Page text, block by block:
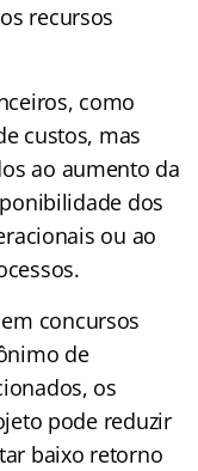
recursos
como
custos, mas
ao aumento da
dos
ou ao
concursos
de
os
pode reduzir
baixo retorno